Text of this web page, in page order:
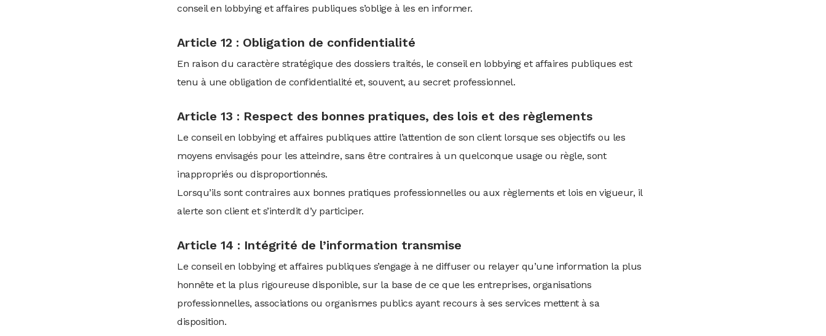
conseil en lobbying et affaires publiques s’oblige à les en informer.
Article 12 : Obligation de confidentialité
En raison du caractère stratégique des dossiers traités, le conseil en lobbying et affaires publiques est
tenu à une obligation de confidentialité et, souvent, au secret professionnel.
Article 13 : Respect des bonnes pratiques, des lois et des règlements
Le conseil en lobbying et affaires publiques attire l’attention de son client lorsque ses objectifs ou les
moyens envisagés pour les atteindre, sans être contraires à un quelconque usage ou règle, sont
inappropriés ou disproportionnés.
Lorsqu’ils sont contraires aux bonnes pratiques professionnelles ou aux règlements et lois en vigueur, il
alerte son client et s’interdit d’y participer.
Article 14 : Intégrité de l’information transmise
Le conseil en lobbying et affaires publiques s’engage à ne diffuser ou relayer qu’une information la plus
honnête et la plus rigoureuse disponible, sur la base de ce que les entreprises, organisations
professionnelles, associations ou organismes publics ayant recours à ses services mettent à sa
disposition.